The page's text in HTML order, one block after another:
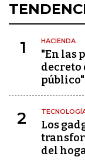
1 HACIENDA
"En las
decreto
público"
2
Los
del